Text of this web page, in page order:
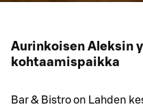
Aurinkoisen Aleksin
kohtaamispaikka
Bar & Bistro on Lahden